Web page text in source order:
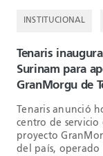
INSTITUCIONAL
Tenaris
Surinam para
GranMorgu de
Tenaris anunció
centro de servicio
proyecto
del país, operado